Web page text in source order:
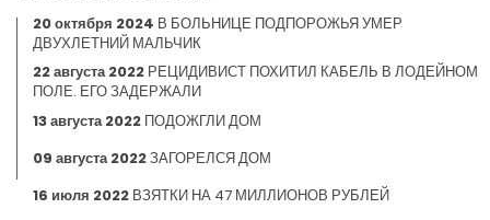
20 октября 2024 В БОЛЬНИЦЕ ПОДПОРОЖЬЯ УМЕР
ДВУХЛЕТНИЙ МАЛЬЧИК
22 августа 2022 РЕЦИДИВИСТ ПОХИТИЛ КАБЕЛЬ В ЛОДЕЙНОМ
ПОЛЕ. ЕГО ЗАДЕРЖАЛИ
13 августа 2022 ПОДОЖГЛИ ДОМ
09 августа 2022ЗАГОРЕЛСЯ ДОМ
16 июля 2022 ВЗЯТКИ НА 47 МИЛЛИОНОВ РУБЛЕЙ